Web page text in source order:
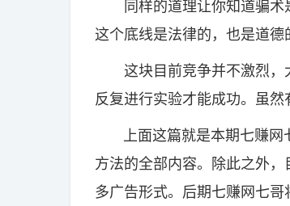
同样的道理让你知道骗术
这个底线是法律的，也是道德
这块目前竞争并不激烈，
反复进行实验才能成功。虽
上面这篇就是本期七赚网七
方法的全部内容。除此之外，
多广告形式。后期七赚网七哥